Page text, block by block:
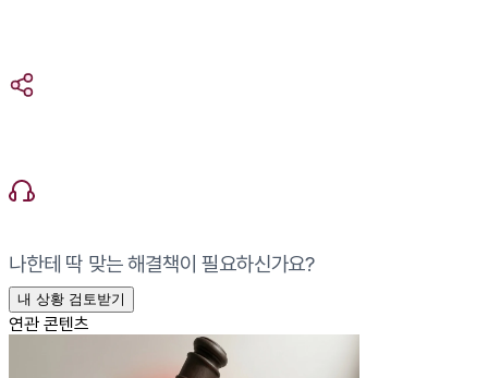
나한테 딱 맞는 해결책이 필요하신가요?
내 상황 검토받기
연관 콘텐츠